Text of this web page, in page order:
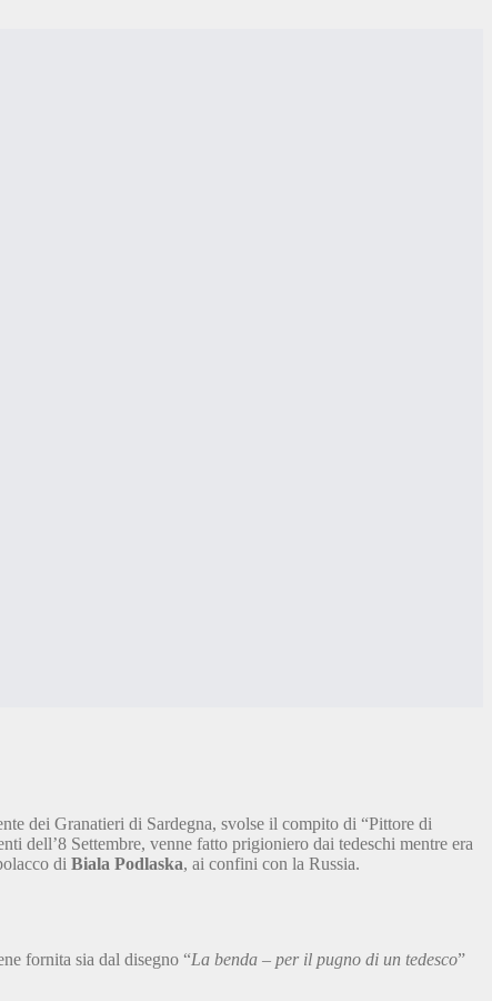
dei Granatieri di Sardegna, svolse il compito di “Pittore di
dell’8 Settembre, venne fatto prigioniero dai tedeschi mentre era
di Biala Podlaska, ai confini con la Russia.
fornita sia dal disegno “La benda – per il pugno di un tedesco”